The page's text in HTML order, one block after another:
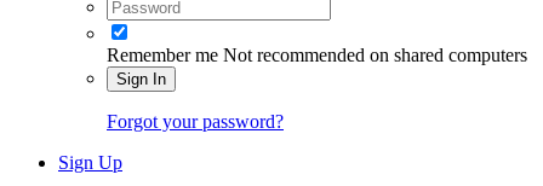
Remember me Not recommended on shared computers
Sign In
Forgot your password?
Sign Up